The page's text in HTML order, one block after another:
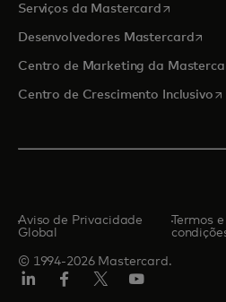
Serviços da Mastercardabre em
Desenvolvedores Mastercardabre
Centro de Marketing da
Centro de Crescimento Inclusivo
© 1994-2026 Mastercard.
Aviso de Privacidade
Global
Termos e